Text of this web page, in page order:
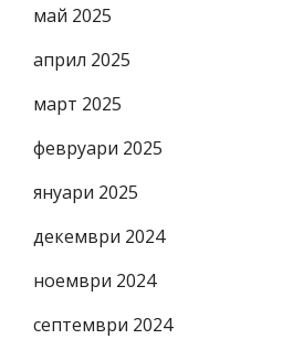
май 2025
април 2025
март 2025
февруари 2025
януари 2025
декември 2024
ноември 2024
септември 2024